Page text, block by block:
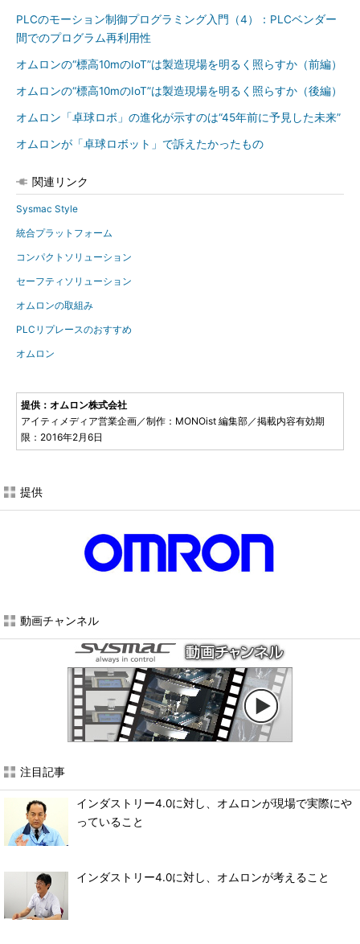
PLCのモーション制御プログラミング入門（4）：PLCベンダー
間でのプログラム再利用性
オムロンの“標高10mのIoT”は製造現場を明るく照らすか（前編）
オムロンの“標高10mのIoT”は製造現場を明るく照らすか（後編）
オムロン「卓球ロボ」の進化が示すのは“45年前に予見した未来”
オムロンが「卓球ロボット」で訴えたかったもの
関連リンク
Sysmac Style
統合プラットフォーム
コンパクトソリューション
セーフティソリューション
オムロンの取組み
PLCリプレースのおすすめ
オムロン
提供：オムロン株式会社
アイティメディア営業企画／制作：MONOist 編集部／掲載内容有効期
限：2016年2月6日
提供
動画チャンネル
注目記事
インダストリー4.0に対し、オムロンが現場で実際にや
っていること
インダストリー4.0に対し、オムロンが考えること